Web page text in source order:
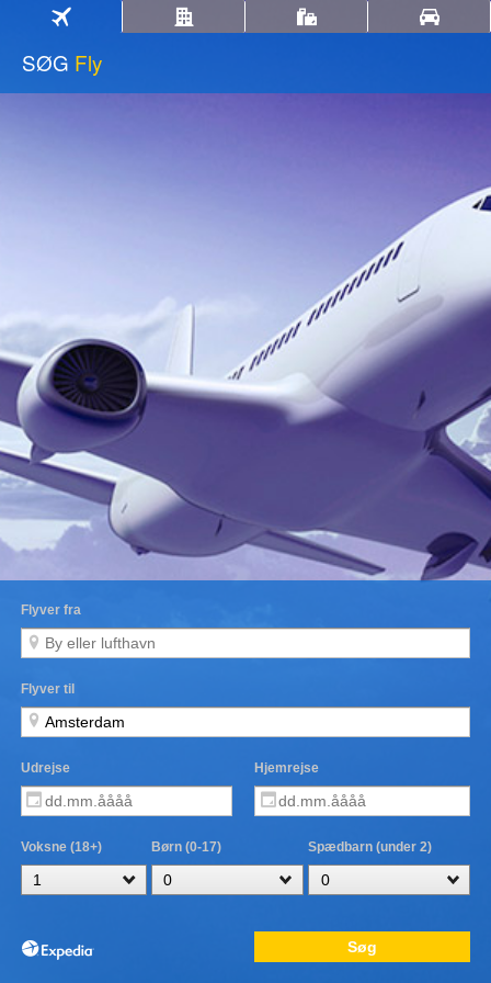
SØG Fly
Flyver fra
Flyver til
Udrejse Hjemrejse
Voksne (18+) Børn (0-17) Spædbarn (under 2)
Søg